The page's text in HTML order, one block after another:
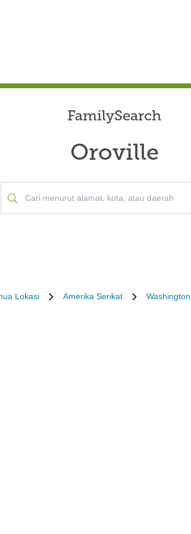
FamilySearch
Oroville
Lokasi Amerika Serikat Washington